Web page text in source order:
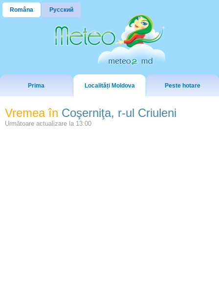
Româna Русский
Prima Localități Moldova Peste hotare
Vremea în Coşerniţa, r-ul Criuleni
Următoare actualizare la 13:00